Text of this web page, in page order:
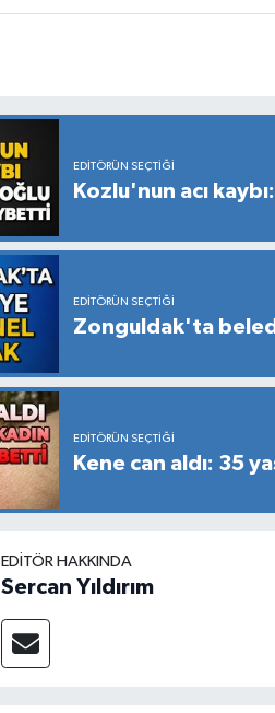
EDITÖRÜN SEÇTIĞI
Kozlu'nun acı
EDITÖRÜN SEÇTIĞI
Zonguldak'ta
EDITÖRÜN SEÇTIĞI
Kene can aldı: 35
EDITÖR HAKKINDA
Sercan Yıldırım